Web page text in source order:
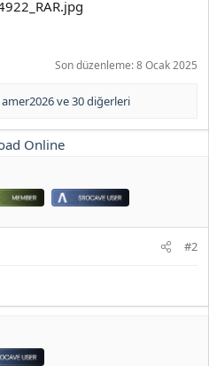
Son düzenleme:8 Ocak 2025
amer2026ve 30 diğerleri
#2